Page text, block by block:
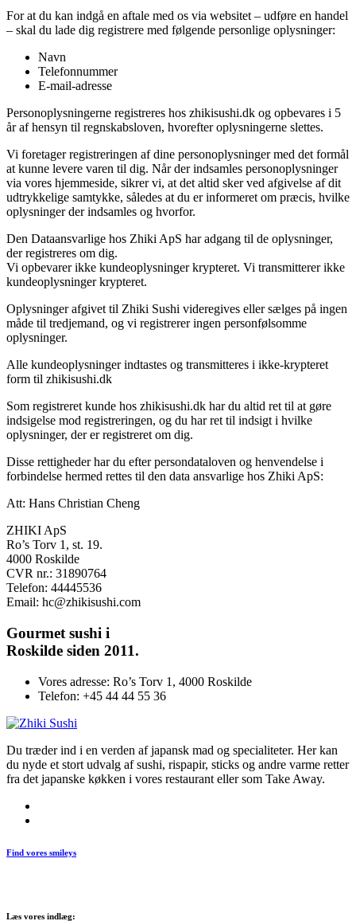
For at du kan indgå en aftale med os via websitet – udføre en handel
– skal du lade dig registrere med følgende personlige oplysninger:
Navn
Telefonnummer
E-mail-adresse
Personoplysningerne registreres hos zhikisushi.dk og opbevares i 5
år af hensyn til regnskabsloven, hvorefter oplysningerne slettes.
Vi foretager registreringen af dine personoplysninger med det formål
at kunne levere varen til dig. Når der indsamles personoplysninger
via vores hjemmeside, sikrer vi, at det altid sker ved afgivelse af dit
udtrykkelige samtykke, således at du er informeret om præcis, hvilke
oplysninger der indsamles og hvorfor.
Den Dataansvarlige hos Zhiki ApS har adgang til de oplysninger,
der registreres om dig.
Vi opbevarer ikke kundeoplysninger krypteret. Vi transmitterer ikke
kundeoplysninger krypteret.
Oplysninger afgivet til Zhiki Sushi videregives eller sælges på ingen
måde til tredjemand, og vi registrerer ingen personfølsomme
oplysninger.
Alle kundeoplysninger indtastes og transmitteres i ikke-krypteret
form til zhikisushi.dk
Som registreret kunde hos zhikisushi.dk har du altid ret til at gøre
indsigelse mod registreringen, og du har ret til indsigt i hvilke
oplysninger, der er registreret om dig.
Disse rettigheder har du efter persondataloven og henvendelse i
forbindelse hermed rettes til den data ansvarlige hos Zhiki ApS:
Att: Hans Christian Cheng
ZHIKI ApS
Ro’s Torv 1, st. 19.
4000 Roskilde
CVR nr.: 31890764
Telefon: 44445536
Email: hc@zhikisushi.com
Gourmet sushi i
Roskilde siden 2011.
Vores adresse: Ro’s Torv 1, 4000 Roskilde
Telefon: +45 44 44 55 36
Du træder ind i en verden af japansk mad og specialiteter. Her kan
du nyde et stort udvalg af sushi, rispapir, sticks og andre varme retter
fra det japanske køkken i vores restaurant eller som Take Away.
Find vores smileys
Læs vores indlæg: